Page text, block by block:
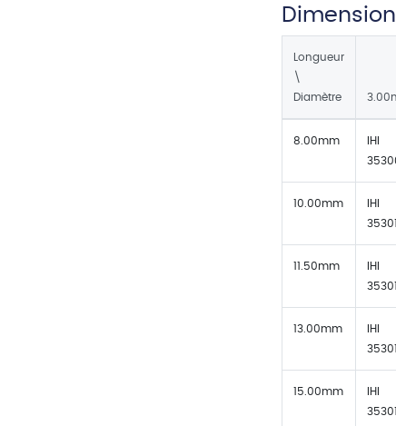
Longueur
\
Diamètre
8.00mm
IHI
10.00mm
IHI
11.50mm
IHI
13.00mm
IHI
15.00mm
IHI